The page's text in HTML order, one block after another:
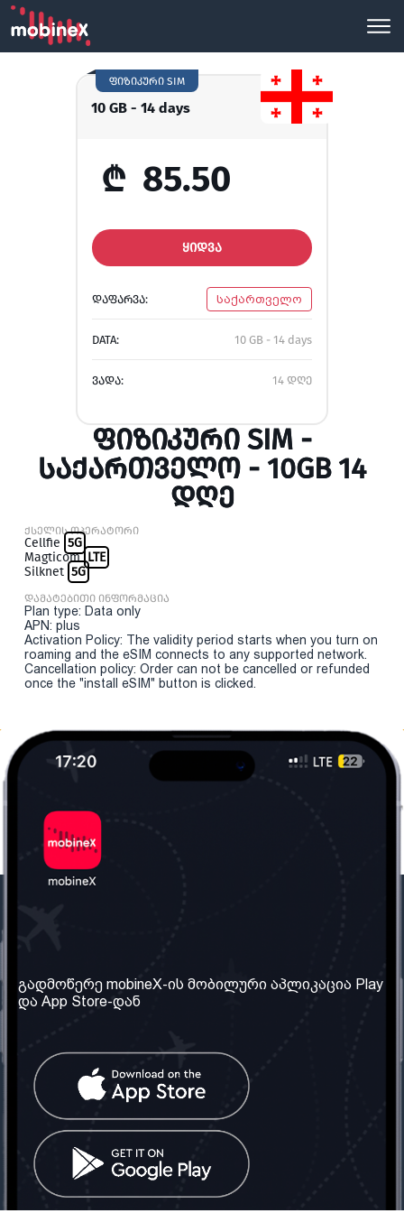
10 GB - 14 days
ფიზიკური SIM
₾ 85.50
ᲧᲘᲓᲕᲐ
ᲓᲐᲤᲐᲠᲕᲐ: საქართველო
DATA: 10 GB - 14 days
ᲕᲐᲓᲐ: 14 დღე
ᲤᲘᲖᲘᲙᲣᲠᲘ SIM -
ᲡᲐᲥᲐᲠᲗᲕᲔᲚᲝ - 10GB 14
ᲓᲦᲔ
ქსელის ოპერატორი
Cellfie 5G
Magticom LTE
Silknet 5G
დამატებითი ინფორმაცია
Plan type: Data only
APN: plus
Activation Policy: The validity period starts when you turn on
roaming and the eSIM connects to any supported network.
Cancellation policy: Order can not be cancelled or refunded
once the "install eSIM" button is clicked.
ჩვენ შესახებ
ჩვენი სერვისები
წესები და პირობები
კითხვები
კონტაქტი
საქართველო: თბილისი
ტელ: 032 2 04 00 50
ელ. ფოსტა:
სოციალური ქსელი
გადმოწერე mobineX-ის მობილური აპლიკაცია Play
და App Store-დან